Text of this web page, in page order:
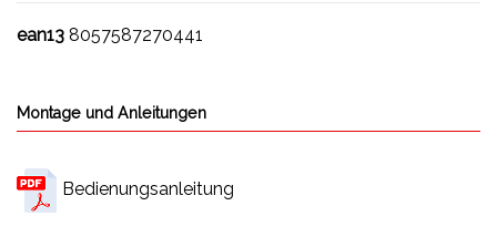
ean13 8057587270441
Montage und Anleitungen
Bedienungsanleitung